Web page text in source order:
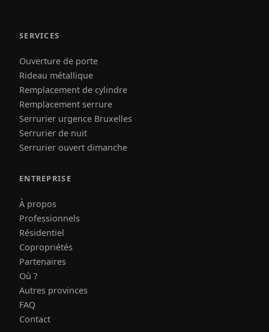
SERVICES
Ouverture de porte
Rideau métallique
Remplacement de cylindre
Remplacement serrure
Serrurier urgence Bruxelles
Serrurier de nuit
Serrurier ouvert dimanche
ENTREPRISE
À propos
Professionnels
Résidentiel
Copropriétés
Partenaires
Où ?
Autres provinces
FAQ
Contact